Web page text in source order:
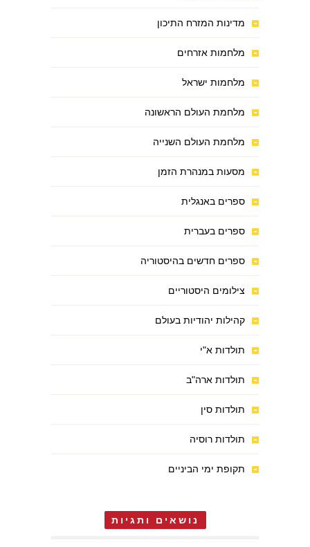
מדינות המזרח התיכון
מלחמות אזרחים
מלחמות ישראל
מלחמת העולם הראשונה
מלחמת העולם השנייה
מסעות במנהרת הזמן
ספרים באנגלית
ספרים בעברית
ספרים חדשים בהיסטוריה
צילומים היסטוריים
קהילות יהודיות בעולם
תולדות א"י
תולדות ארה"ב
תולדות סין
תולדות רוסיה
תקופת ימי הביניים
נושאים ותגיות